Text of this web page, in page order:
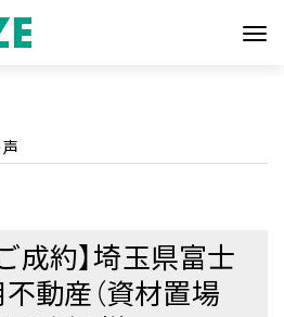
成約】埼玉県富士
動産（資材置場